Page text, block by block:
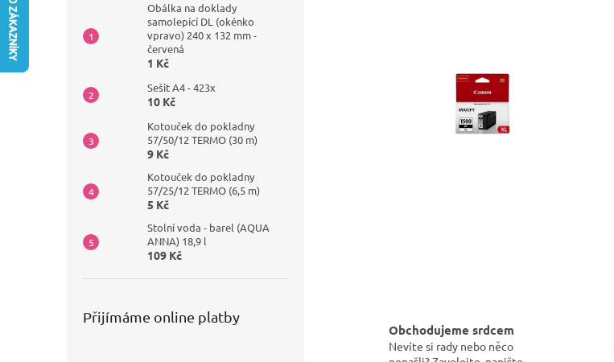
Obálka na doklady
samolepící DL (okénko
vpravo) 240 x 132 mm -
červená
1 Kč
Sešit A4 - 423x
10 Kč
Kotouček do pokladny
57/50/12 TERMO (30 m)
9 Kč
Kotouček do pokladny
57/25/12 TERMO (6,5 m)
5 Kč
Stolní voda - barel (AQUA
ANNA) 18,9 l
109 Kč
Přijímáme online platby
Obchodujeme srdcem
Nevíte si rady nebo něco